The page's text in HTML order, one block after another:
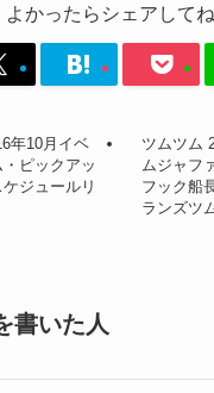
よかったらシェアしてね
年10月イベ
ピックアッ
ジュールリ
ツムツム
ムジャフ
フック船
ランズツム
書いた人